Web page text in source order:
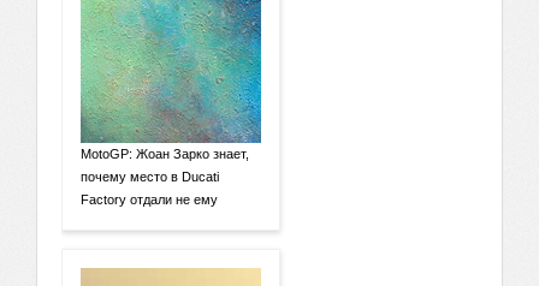
MotoGP: Жоан Зарко знает,
почему место в Ducati
Factory отдали не ему